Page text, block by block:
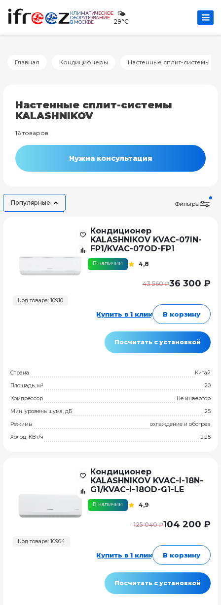
КЛИМАТИЧЕСКОЕ
ОБОРУДОВАНИЕ
В МОСКВЕ
🌤️
29°C
Главная Кондиционеры Настенные сплит-системы
Настенные сплит-системы
KALASHNIKOV
16 товаров
Нужна консультация
Популярные Фильтры
Код товара: 10910
Кондиционер
KALASHNIKOV KVAC-07IN-
FP1/KVAC-07OD-FP1
В наличии 4,8
43 560 ₽36 300 ₽
Купить в 1 клик В корзину
Посчитать с установкой
Страна
Китай
Площадь, м²
20
Компрессор
Не инвертор
Мин. уровень шума, дБ
25
Режимы
охлаждение и обогрев
Холод, КВт/ч
2,25
Код товара: 10904
Кондиционер
KALASHNIKOV KVAC-I-18N-
G1/KVAC-I-18OD-G1-LE
В наличии 4,9
125 040 ₽104 200 ₽
Купить в 1 клик В корзину
Посчитать с установкой